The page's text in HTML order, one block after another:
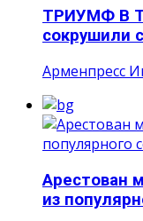
ТРИУМФ В
сокрушили
Арменпресс
Арестован
из